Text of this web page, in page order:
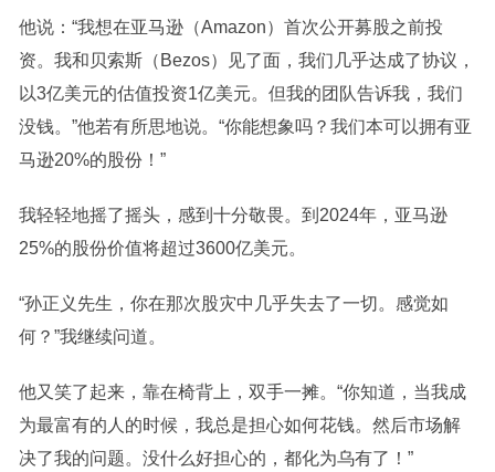
他说：“我想在亚马逊（Amazon）首次公开募股之前投
资。我和贝索斯（Bezos）见了面，我们几乎达成了协议，
以3亿美元的估值投资1亿美元。但我的团队告诉我，我们
没钱。”他若有所思地说。“你能想象吗？我们本可以拥有亚
马逊20%的股份！”
我轻轻地摇了摇头，感到十分敬畏。到2024年，亚马逊
25%的股份价值将超过3600亿美元。
“孙正义先生，你在那次股灾中几乎失去了一切。感觉如
何？”我继续问道。
他又笑了起来，靠在椅背上，双手一摊。“你知道，当我成
为最富有的人的时候，我总是担心如何花钱。然后市场解
决了我的问题。没什么好担心的，都化为乌有了！”